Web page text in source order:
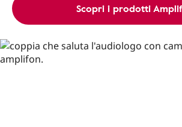
Scopri i prodotti